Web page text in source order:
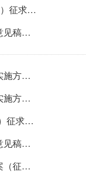
关于公开征求《焉耆工业园区总体规划修编（2023-2035 年）征求意见稿》的意见征集结果
关于公开征求《河北巴州生态产业园产业发展规划（征求意见稿》的意见征集结果
关于公开征求《巴州焉耆县2025年老旧燃气管网改造项目实施方案（征求意见稿）》的意见征集结果
关于公开征求《巴州焉耆县2025年老旧燃气管网改造项目实施方案》（征求意见稿）意见的公告
关于公开征求《焉耆工业园区总体规划修编（2023-2035年）征求意见稿》意见的公告
关于公开征求《河北巴州生态产业园产业发展规划（征求意见稿）》意见的公告
关于公开征求《巴州焉耆县2025年南河路改造项目实施方案（征求意见稿）》的意见征集结果